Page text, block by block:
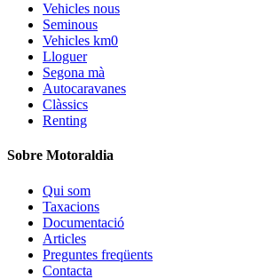
Vehicles nous
Seminous
Vehicles km0
Lloguer
Segona mà
Autocaravanes
Clàssics
Renting
Sobre Motoraldia
Qui som
Taxacions
Documentació
Articles
Preguntes freqüents
Contacta